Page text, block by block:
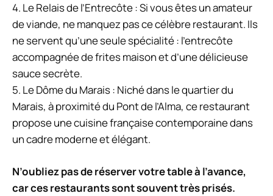
4. Le Relais de l’Entrecôte : Si vous êtes un amateur
de viande, ne manquez pas ce célèbre restaurant. Ils
ne servent qu’une seule spécialité : l’entrecôte
accompagnée de frites maison et d’une délicieuse
sauce secrète.
5. Le Dôme du Marais : Niché dans le quartier du
Marais, à proximité du Pont de l’Alma, ce restaurant
propose une cuisine française contemporaine dans
un cadre moderne et élégant.
N’oubliez pas de réserver votre table à l’avance,
car ces restaurants sont souvent très prisés.